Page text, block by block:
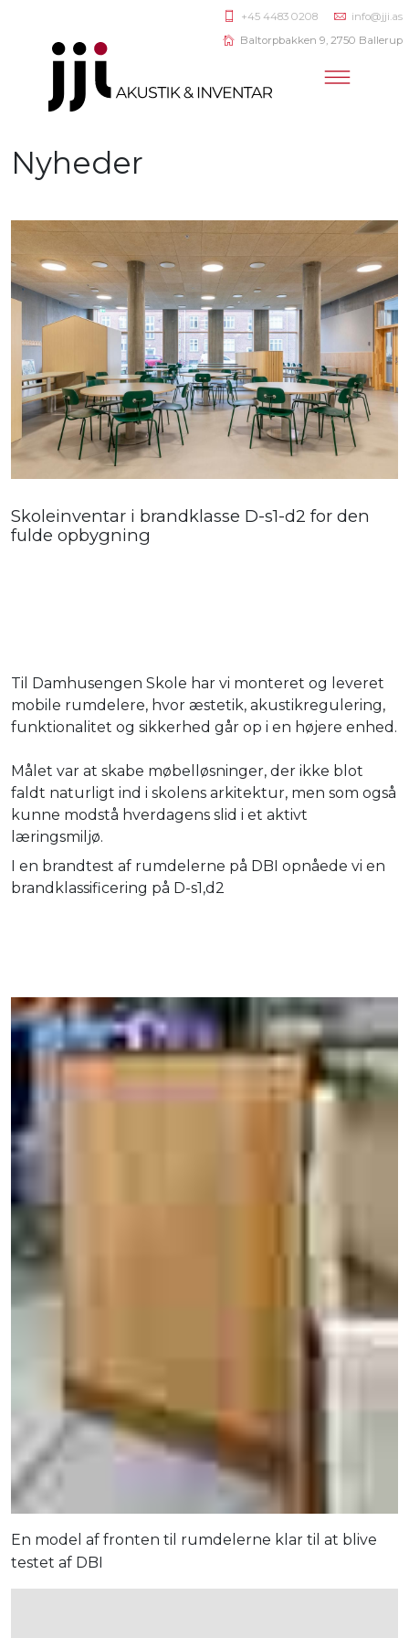
+45 4483 0208
info@jji.as
Baltorpbakken 9, 2750 Ballerup
Nyheder
Skoleinventar i brandklasse D-s1-d2 for den
fulde opbygning
Til Damhusengen Skole har vi monteret og leveret
mobile rumdelere, hvor æstetik, akustikregulering,
funktionalitet og sikkerhed går op i en højere enhed.
Målet var at skabe møbelløsninger, der ikke blot
faldt naturligt ind i skolens arkitektur, men som også
kunne modstå hverdagens slid i et aktivt
læringsmiljø.
I en brandtest af rumdelerne på DBI opnåede vi en
brandklassificering på D-s1,d2
En model af fronten til rumdelerne klar til at blive
testet af DBI